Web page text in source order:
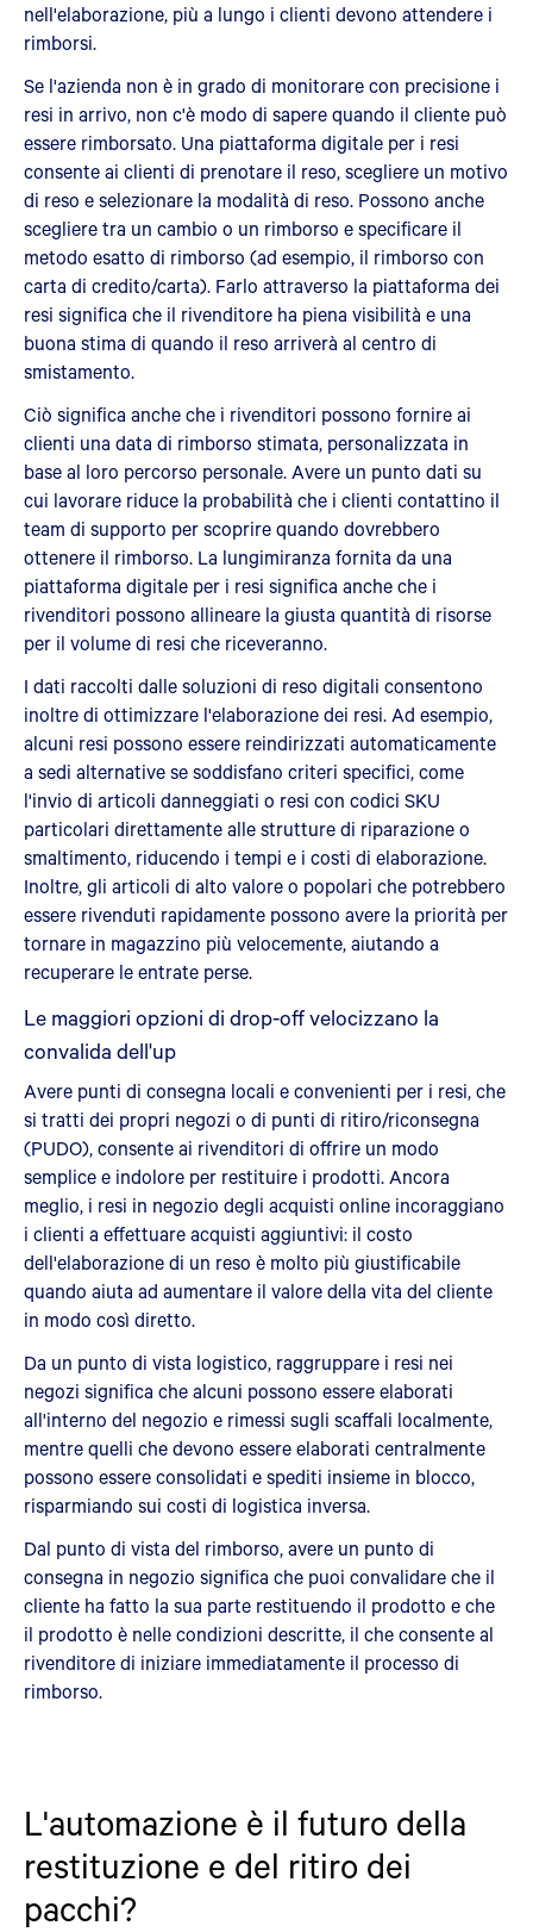
nell'elaborazione, più a lungo i clienti devono attendere i
rimborsi.
Se l'azienda non è in grado di monitorare con precisione i
resi in arrivo, non c'è modo di sapere quando il cliente può
essere rimborsato. Una piattaforma digitale per i resi
consente ai clienti di prenotare il reso, scegliere un motivo
di reso e selezionare la modalità di reso. Possono anche
scegliere tra un cambio o un rimborso e specificare il
metodo esatto di rimborso (ad esempio, il rimborso con
carta di credito/carta). Farlo attraverso la piattaforma dei
resi significa che il rivenditore ha piena visibilità e una
buona stima di quando il reso arriverà al centro di
smistamento.
Ciò significa anche che i rivenditori possono fornire ai
clienti una data di rimborso stimata, personalizzata in
base al loro percorso personale. Avere un punto dati su
cui lavorare riduce la probabilità che i clienti contattino il
team di supporto per scoprire quando dovrebbero
ottenere il rimborso. La lungimiranza fornita da una
piattaforma digitale per i resi significa anche che i
rivenditori possono allineare la giusta quantità di risorse
per il volume di resi che riceveranno.
I dati raccolti dalle soluzioni di reso digitali consentono
inoltre di ottimizzare l'elaborazione dei resi. Ad esempio,
alcuni resi possono essere reindirizzati automaticamente
a sedi alternative se soddisfano criteri specifici, come
l'invio di articoli danneggiati o resi con codici SKU
particolari direttamente alle strutture di riparazione o
smaltimento, riducendo i tempi e i costi di elaborazione.
Inoltre, gli articoli di alto valore o popolari che potrebbero
essere rivenduti rapidamente possono avere la priorità per
tornare in magazzino più velocemente, aiutando a
recuperare le entrate perse.
Le maggiori opzioni di drop-off velocizzano la
convalida dell'up
Avere punti di consegna locali e convenienti per i resi, che
si tratti dei propri negozi o di punti di ritiro/riconsegna
(PUDO), consente ai rivenditori di offrire un modo
semplice e indolore per restituire i prodotti. Ancora
meglio, i resi in negozio degli acquisti online incoraggiano
i clienti a effettuare acquisti aggiuntivi: il costo
dell'elaborazione di un reso è molto più giustificabile
quando aiuta ad aumentare il valore della vita del cliente
in modo così diretto.
Da un punto di vista logistico, raggruppare i resi nei
negozi significa che alcuni possono essere elaborati
all'interno del negozio e rimessi sugli scaffali localmente,
mentre quelli che devono essere elaborati centralmente
possono essere consolidati e spediti insieme in blocco,
risparmiando sui costi di logistica inversa.
Dal punto di vista del rimborso, avere un punto di
consegna in negozio significa che puoi convalidare che il
cliente ha fatto la sua parte restituendo il prodotto e che
il prodotto è nelle condizioni descritte, il che consente al
rivenditore di iniziare immediatamente il processo di
rimborso.
L'automazione è il futuro della
restituzione e del ritiro dei
pacchi?